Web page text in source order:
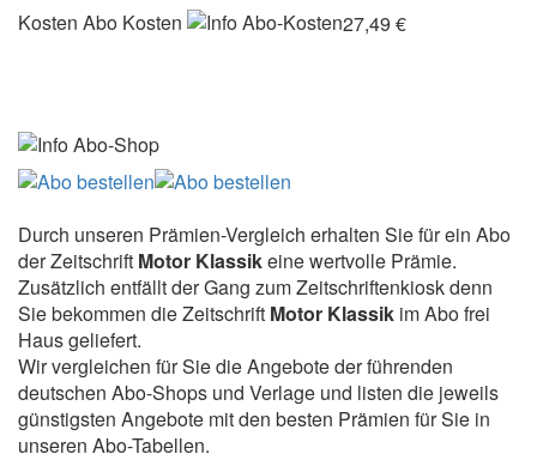
Kosten Abo Kosten 27,49 €
Durch unseren Prämien-Vergleich erhalten Sie für ein Abo
der Zeitschrift Motor Klassikeine wertvolle Prämie.
Zusätzlich entfällt der Gang zum Zeitschriftenkiosk denn
Sie bekommen die Zeitschrift Motor Klassik im Abo frei
Haus geliefert.
Wir vergleichen für Sie die Angebote der führenden
deutschen Abo-Shops und Verlage und listen die jeweils
günstigsten Angebote mit den besten Prämien für Sie in
unseren Abo-Tabellen.